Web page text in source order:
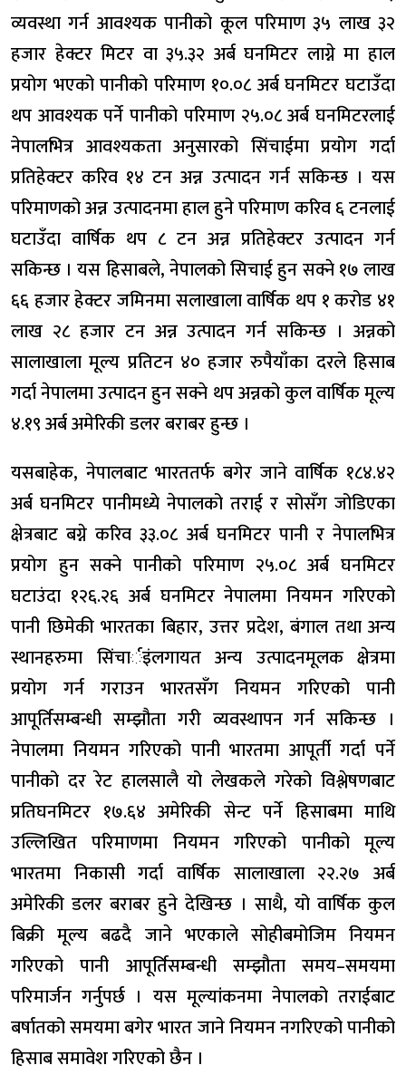
व्यवस्था गर्न आवश्यक पानीको कूल परिमाण ३५ लाख ३२
हजार हेक्टर मिटर वा ३५.३२ अर्ब घनमिटर लाग्ने मा हाल
प्रयोग भएको पानीको परिमाण १०.०८ अर्ब घनमिटर घटाउँदा
थप आवश्यक पर्ने पानीको परिमाण २५.०८ अर्ब घनमिटरलाई
नेपालभित्र आवश्यकता अनुसारको सिंचाईमा प्रयोग गर्दा
प्रतिहेक्टर करिव १४ टन अन्न उत्पादन गर्न सकिन्छ । यस
परिमाणको अन्न उत्पादनमा हाल हुने परिमाण करिव ६ टनलाई
घटाउँदा वार्षिक थप ८ टन अन्न प्रतिहेक्टर उत्पादन गर्न
सकिन्छ । यस हिसाबले, नेपालको सिचाई हुन सक्ने १७ लाख
६६ हजार हेक्टर जमिनमा सलाखाला वार्षिक थप १ करोड ४१
लाख २८ हजार टन अन्न उत्पादन गर्न सकिन्छ । अन्नको
सालाखाला मूल्य प्रतिटन ४० हजार रुपैयाँका दरले हिसाब
गर्दा नेपालमा उत्पादन हुन सक्ने थप अन्नको कुल वार्षिक मूल्य
४.१९ अर्ब अमेरिकी डलर बराबर हुन्छ ।
यसबाहेक, नेपालबाट भारततर्फ बगेर जाने वार्षिक १८४.४२
अर्ब घनमिटर पानीमध्ये नेपालको तराई र सोसँग जोडिएका
क्षेत्रबाट बग्ने करिव ३३.०८ अर्ब घनमिटर पानी र नेपालभित्र
प्रयोग हुन सक्ने पानीको परिमाण २५.०८ अर्ब घनमिटर
घटाउंदा १२६.२६ अर्ब घनमिटर नेपालमा नियमन गरिएको
पानी छिमेकी भारतका बिहार, उत्तर प्रदेश, बंगाल तथा अन्य
स्थानहरुमा सिंचार्इंलगायत अन्य उत्पादनमूलक क्षेत्रमा
प्रयोग गर्न गराउन भारतसँग नियमन गरिएको पानी
आपूर्तिसम्बन्धी सम्झौता गरी व्यवस्थापन गर्न सकिन्छ ।
नेपालमा नियमन गरिएको पानी भारतमा आपूर्ती गर्दा पर्ने
पानीको दर रेट हालसालै यो लेखकले गरेको विश्लेषणबाट
प्रतिघनमिटर १७.६४ अमेरिकी सेन्ट पर्ने हिसाबमा माथि
उल्लिखित परिमाणमा नियमन गरिएको पानीको मूल्य
भारतमा निकासी गर्दा वार्षिक सालाखाला २२.२७ अर्ब
अमेरिकी डलर बराबर हुने देखिन्छ । साथै, यो वार्षिक कुल
बिक्री मूल्य बढदै जाने भएकाले सोहीबमोजिम नियमन
गरिएको पानी आपूर्तिसम्बन्धी सम्झौता समय–समयमा
परिमार्जन गर्नुपर्छ । यस मूल्यांकनमा नेपालको तराईबाट
बर्षातको समयमा बगेर भारत जाने नियमन नगरिएको पानीको
हिसाब समावेश गरिएको छैन ।